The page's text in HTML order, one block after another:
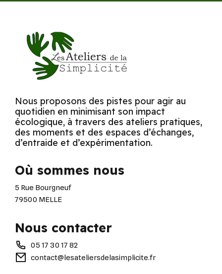
Nous proposons des pistes pour agir au
quotidien en minimisant son impact
écologique, à travers des ateliers pratiques,
des moments et des espaces d’échanges,
d’entraide et d’expérimentation.
Où sommes nous
5 Rue Bourgneuf
79500 MELLE
Nous contacter
05 17 30 17 82
contact@lesateliersdelasimplicite.fr